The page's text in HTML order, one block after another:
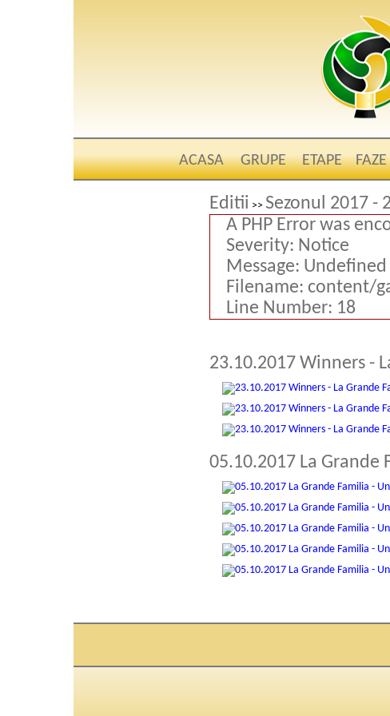
ACASA GRUPE ETAPE
Editii >> Sezonul 2017 -
A PHP Error was
Severity: Notice
Message:
Filename: content/
Line Number: 18
23.10.2017 Winners -
05.10.2017 La Grande